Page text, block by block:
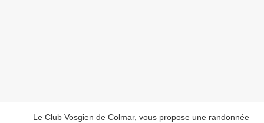
Le Club Vosgien de Colmar, vous propose une randonnée